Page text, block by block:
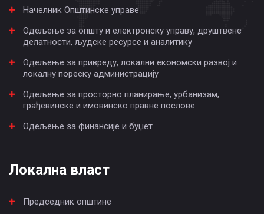
Начелник Општинске управе
Одељење за општу и електронску управу, друштвене
делатности, људске ресурсе и аналитику
Одељење за привреду, локални економски развој и
локалну пореску администрацију
Одељење за просторно планирање, урбанизам,
грађевинске и имовинско правне послове
Одељење за финансије и буџет
Локална власт
Председник општине